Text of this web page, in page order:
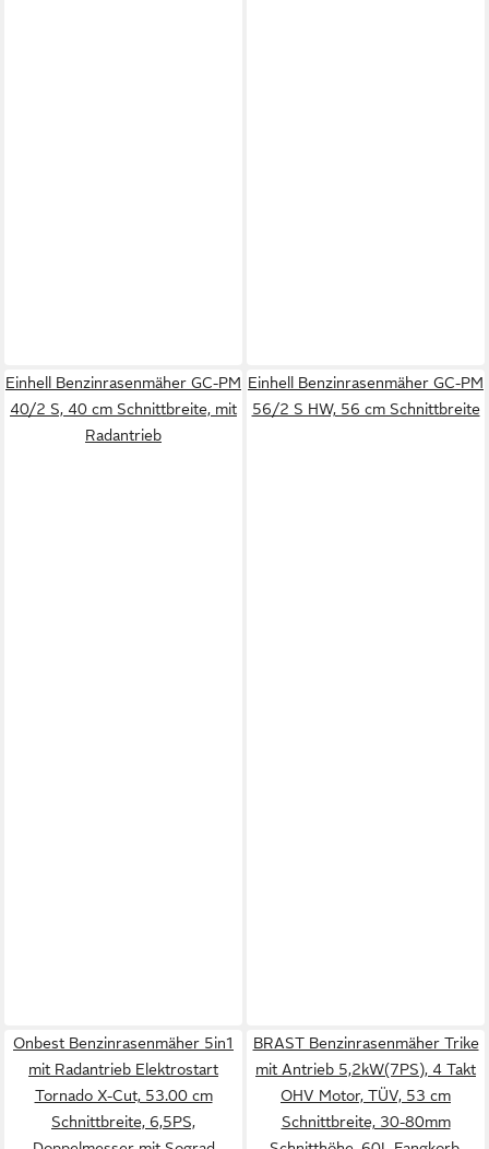
Einhell Benzinrasenmäher GC-PM
40/2 S, 40 cm Schnittbreite, mit
Radantrieb
Einhell Benzinrasenmäher GC-PM
56/2 S HW, 56 cm Schnittbreite
Onbest Benzinrasenmäher 5in1
mit Radantrieb Elektrostart
Tornado X-Cut, 53.00 cm
Schnittbreite, 6,5PS,
BRAST Benzinrasenmäher Trike
mit Antrieb 5,2kW(7PS), 4 Takt
OHV Motor, TÜV, 53 cm
Schnittbreite, 30-80mm